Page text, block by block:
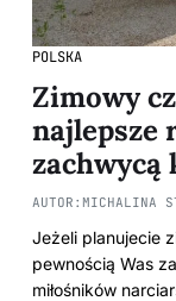
POLSKA
Zimowy
najlepsze
zachwycą
AUTOR: MICHALINA
Jeżeli planujecie
pewnością Was
miłośników